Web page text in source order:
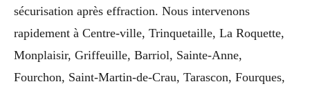
sécurisation après effraction. Nous intervenons
rapidement à Centre-ville, Trinquetaille, La Roquette,
Monplaisir, Griffeuille, Barriol, Sainte-Anne,
Fourchon, Saint-Martin-de-Crau, Tarascon, Fourques,